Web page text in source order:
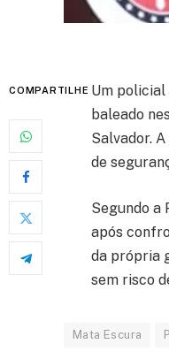
COMPARTILHE Um
baleado
Salvador.
de
Segundo a
após
da própria
sem risco
Mata Escura